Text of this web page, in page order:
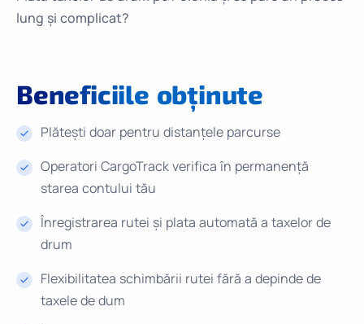
lung și complicat?
Beneficiile obținute
Plătești doar pentru distanțele parcurse
Operatori CargoTrack verifica în permanență
starea contului tău
Înregistrarea rutei și plata automată a taxelor de
drum
Flexibilitatea schimbării rutei fără a depinde de
taxele de dum